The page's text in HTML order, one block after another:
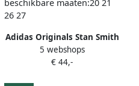
Adidas Originals Stan Smith
Cf I Sneaker Tennis
Schoenen ftwr white ftwr
5 webshops
€ 44,-